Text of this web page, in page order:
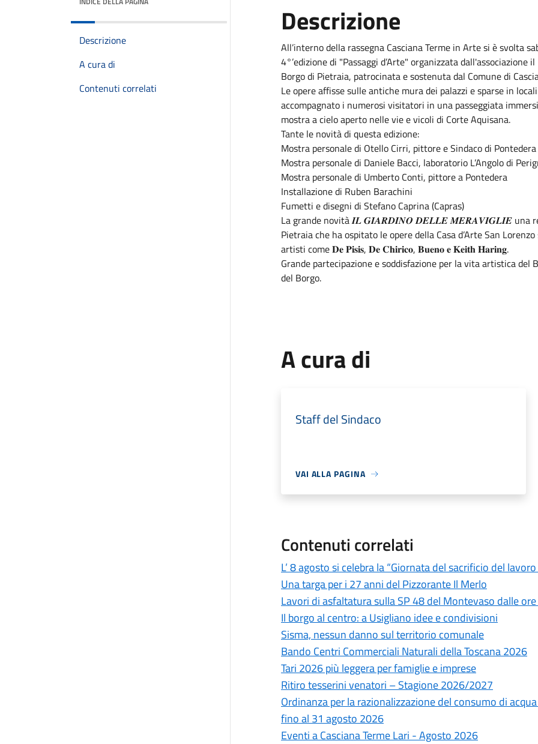
Descrizione
A cura di
Contenuti correlati
Descrizione
All’interno della rassegna Casciana Terme in Arte si è svolta
4°’edizione di "Passaggi d’Arte" organizzata
Borgo di Pietraia, patrocinata e sostenuta dal Comune di
Le opere affisse sulle antiche mura dei palazzi e sparse in
accompagnato i numerosi visitatori in una passeggiata
mostra a cielo aperto nelle vie e vicoli di Corte Aquisana.
Tante le novità di questa edizione:
Mostra personale di Otello Cirri, pittore e Sindaco di
Mostra personale di Daniele Bacci, laboratorio L’Angolo di
Mostra personale di Umberto Conti, pittore a Pontedera
Installazione di Ruben Barachini
Fumetti e disegni di Stefano Caprina (Capras)
La grande novità 𝑰𝑳 𝑮𝑰𝑨𝑹𝑫𝑰𝑵𝑶 𝑫𝑬𝑳𝑳𝑬 𝑴𝑬𝑹𝑨𝑽𝑰𝑮𝑳𝑰𝑬 una
Pietraia che ha ospitato le opere della Casa d’Arte San
artisti come 𝐃𝐞 𝐏𝐢𝐬𝐢𝐬, 𝐃𝐞 𝐂𝐡𝐢𝐫𝐢𝐜𝐨, 𝐁𝐮𝐞𝐧𝐨 𝐞 𝐊𝐞𝐢𝐭𝐡 𝐇𝐚𝐫𝐢𝐧𝐠.
Grande partecipazione e soddisfazione per la vita artistica del
del Borgo.
A cura di
Staff del Sindaco
VAI ALLA PAGINA
Contenuti correlati
L’ 8 agosto si celebra la “Giornata del sacrificio del
Una targa per i 27 anni del Pizzorante Il Merlo
Lavori di asfaltatura sulla SP 48 del Montevaso dalle
Il borgo al centro: a Usigliano idee e condivisioni
Sisma, nessun danno sul territorio comunale
Bando Centri Commerciali Naturali della Toscana 2026
Tari 2026 più leggera per famiglie e imprese
Ritiro tesserini venatori – Stagione 2026/2027
Ordinanza per la razionalizzazione del consumo di
fino al 31 agosto 2026
Eventi a Casciana Terme Lari - Agosto 2026